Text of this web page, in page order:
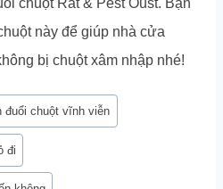
này để giúp nhà cửa
bị chuột xâm nhập nhé!
đuổi chuột vĩnh viễn
đi